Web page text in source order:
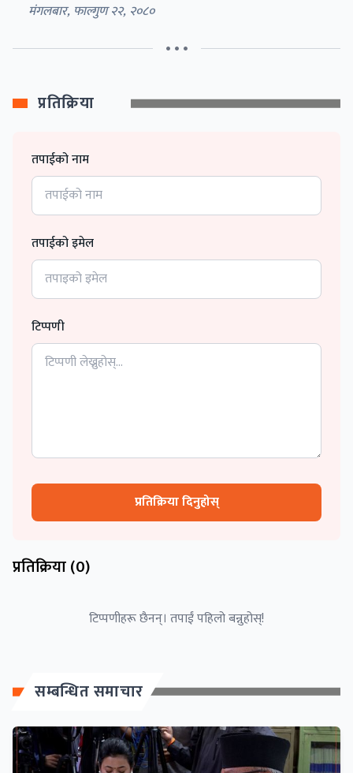
मंगलबार, फाल्गुण २२, २०८०
• • •
प्रतिक्रिया
तपाईको नाम
तपाईको इमेल
टिप्पणी
प्रतिक्रिया दिनुहोस्
प्रतिक्रिया (0)
टिप्पणीहरू छैनन्। तपाईं पहिलो बन्नुहोस्!
सम्बन्धित समाचार